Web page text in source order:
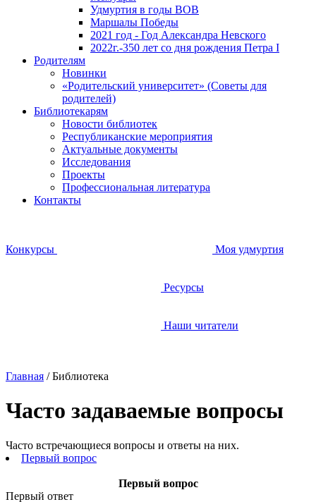
Удмуртия в годы ВОВ
Маршалы Победы
2021 год - Год Александра Невского
2022г.-350 лет со дня рождения Петра I
Родителям
Новинки
«Родительский университет» (Советы для
родителей)
Библиотекарям
Новости библиотек
Республиканские мероприятия
Актуальные документы
Исследования
Проекты
Профессиональная литература
Контакты
Конкурсы Моя удмуртия
Ресурсы
Наши читатели
Главная /Библиотека
Часто задаваемые вопросы
Часто встречающиеся вопросы и ответы на них.
Первый вопрос
Первый вопрос
Первый ответ